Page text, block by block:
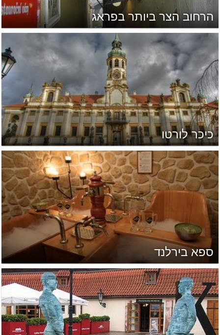
הרחוב הצר ביותר בפראג
כיכר לורטו
ספא בירלנד